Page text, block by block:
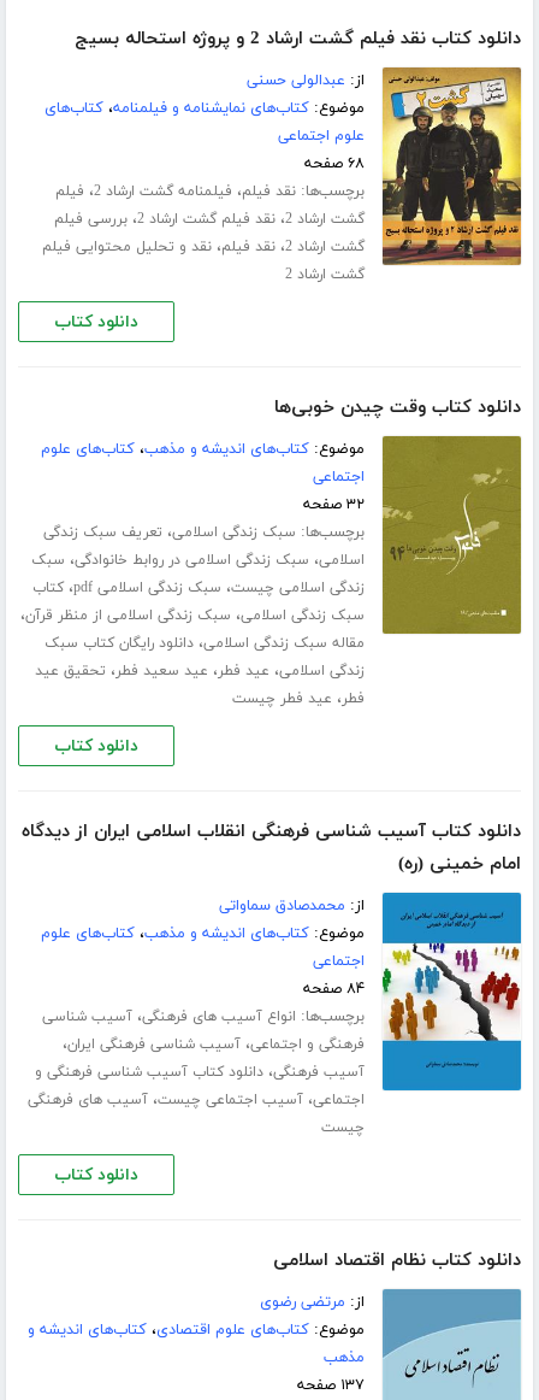
دانلود کتاب نقد فیلم گشت ارشاد 2 و پروژه استحاله بسیج
از: عبدالولی حسنی
موضوع:کتاب‌های نمایشنامه و فیلمنامه،کتاب‌های
علوم اجتماعی
۶۸ صفحه
برچسب‌ها:نقد فیلم، فیلمنامه گشت ارشاد 2 ، فیلم
گشت ارشاد 2 ،نقد فیلم گشت ارشاد 2 ،بررسی فیلم
گشت ارشاد 2 ،نقد فیلم،نقد و تحلیل محتوایی فیلم
گشت ارشاد 2
دانلود کتاب
دانلود کتاب وقت چیدن خوبی‌ها
موضوع:کتاب‌های اندیشه و مذهب،کتاب‌های علوم
اجتماعی
۳۲ صفحه
برچسب‌ها: سبک زندگی اسلامی، تعریف سبک زندگی
اسلامی، سبک زندگی اسلامی در روابط خانوادگی، سبک
زندگی اسلامی چیست، سبک زندگی اسلامی pdf ،کتاب
سبک زندگی اسلامی، سبک زندگی اسلامی از منظر قرآن،
مقاله سبک زندگی اسلامی،دانلود رایگان کتاب سبک
زندگی اسلامی، عید فطر، عید سعید فطر، تحقیق عید
فطر، عید فطر چیست
دانلود کتاب
دانلود کتاب آسیب شناسی فرهنگی انقلاب اسلامی ایران از دیدگاه
امام خمینی (ره)
از: محمدصادق سماواتی
موضوع:کتاب‌های اندیشه و مذهب،کتاب‌های علوم
اجتماعی
۸۴ صفحه
برچسب‌ها: انواع آسیب های فرهنگی،آسیب شناسی
فرهنگی و اجتماعی،آسیب شناسی فرهنگی ایران،
آسیب فرهنگی،دانلود کتاب آسیب شناسی فرهنگی و
اجتماعی،آسیب اجتماعی چیست،آسیب های فرهنگی
چیست
دانلود کتاب
دانلود کتاب نظام اقتصاد اسلامی
از: مرتضی رضوی
موضوع:کتاب‌های علوم اقتصادی،کتاب‌های اندیشه و
مذهب
۱۳۷ صفحه